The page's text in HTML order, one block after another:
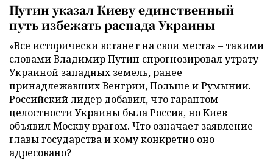
Путин указал Киеву единственный
путь избежать распада Украины
«Все исторически встанет на свои места» – такими
словами Владимир Путин спрогнозировал утрату
Украиной западных земель, ранее
принадлежавших Венгрии, Польше и Румынии.
Российский лидер добавил, что гарантом
целостности Украины была Россия, но Киев
объявил Москву врагом. Что означает заявление
главы государства и кому конкретно оно
адресовано?